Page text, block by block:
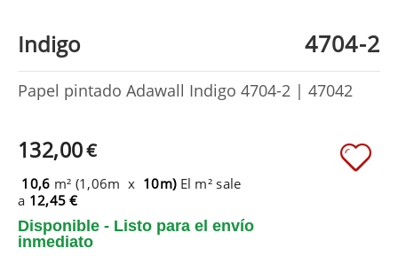
Indigo 4704-2
Papel pintado Adawall Indigo 4704-2 | 47042
132,00€
10,6 m² (1,06m x 10m) El m² sale
a 12,45 €
Disponible - Listo para el envío
inmediato